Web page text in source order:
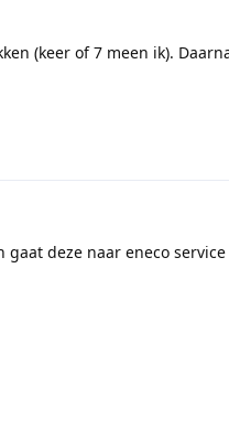
(keer of 7 meen ik).
deze naar eneco service